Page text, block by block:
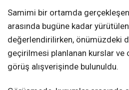
Samimi bir ortamda
arasında bugüne kadar
değerlendirilirken, önümüzdeki
geçirilmesi planlanan kurslar ve
görüş alışverişinde bulunuldu.